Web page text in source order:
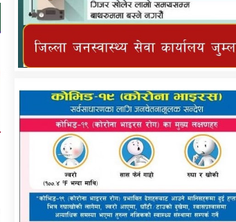
तातोपानी गाउँपालिका जुम्लाको महिनावारी